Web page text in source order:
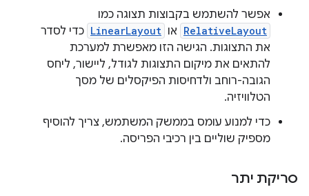
אפשר להשתמש בקבוצות תצוגה כמו
RelativeLayout או LinearLayout כדי לסדר
את התצוגות. הגישה הזו מאפשרת למערכת
להתאים את מיקום התצוגות לגודל, ליישור, ליחס
הגובה-רוחב ולדחיסות הפיקסלים של מסך
הטלוויזיה.
כדי למנוע עומס בממשק המשתמש, צריך להוסיף
מספיק שוליים בין רכיבי הפריסה.
סריקת יתר